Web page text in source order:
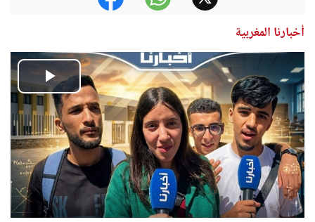
أخبارنا المغربية
Play
Video